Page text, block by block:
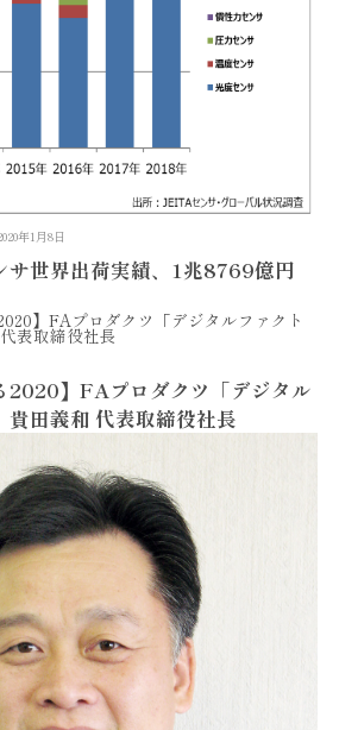
年1月8日
サ世界出荷実績、1兆8769億円
2020】FAプロダクツ「デジタル
貴田義和 代表取締役社長